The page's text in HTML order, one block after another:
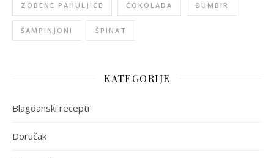
ZOBENE PAHULJICE ČOKOLADA ĐUMBIR
ŠAMPINJONI ŠPINAT
KATEGORIJE
Blagdanski recepti
Doručak